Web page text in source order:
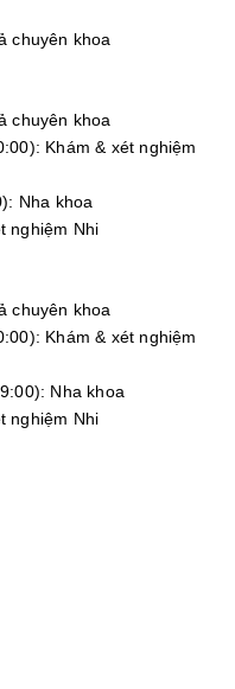
chuyên khoa
chuyên khoa
Khám & xét nghiệm
Nha khoa
nghiệm Nhi
chuyên khoa
Khám & xét nghiệm
Nha khoa
nghiệm Nhi